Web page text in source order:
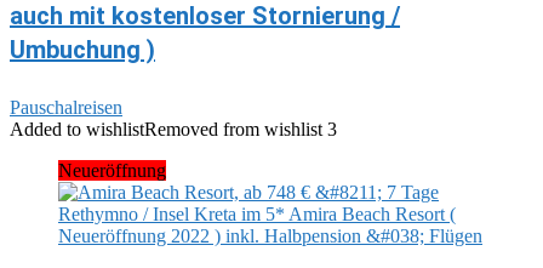
auch mit kostenloser Stornierung /
Umbuchung )
Pauschalreisen
Added to wishlistRemoved from wishlist 3
Neueröffnung